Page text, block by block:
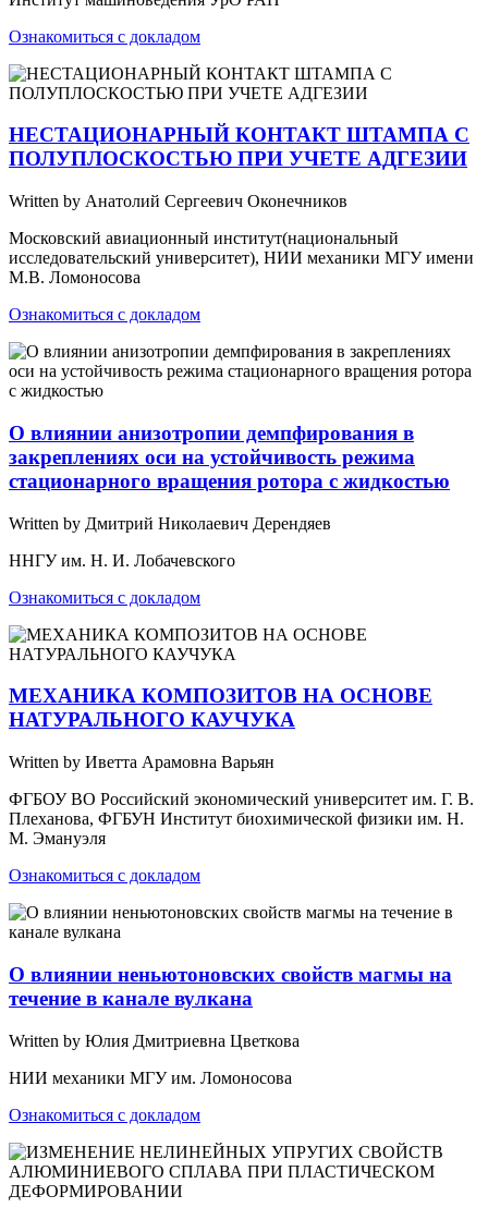
Ознакомиться с докладом
НЕСТАЦИОНАРНЫЙ КОНТАКТ ШТАМПА С
ПОЛУПЛОСКОСТЬЮ ПРИ УЧЕТЕ АДГЕЗИИ
Written by Анатолий Сергеевич Оконечников
Московский авиационный институт(национальный
исследовательский университет), НИИ механики МГУ имени
М.В. Ломоносова
Ознакомиться с докладом
О влиянии анизотропии демпфирования в
закреплениях оси на устойчивость режима
стационарного вращения ротора с жидкостью
Written by Дмитрий Николаевич Дерендяев
ННГУ им. Н. И. Лобачевского
Ознакомиться с докладом
МЕХАНИКА КОМПОЗИТОВ НА ОСНОВЕ
НАТУРАЛЬНОГО КАУЧУКА
Written by Иветта Арамовна Варьян
ФГБОУ ВО Российский экономический университет им. Г. В.
Плеханова, ФГБУН Институт биохимической физики им. Н.
М. Эмануэля
Ознакомиться с докладом
О влиянии неньютоновских свойств магмы на
течение в канале вулкана
Written by Юлия Дмитриевна Цветкова
НИИ механики МГУ им. Ломоносова
Ознакомиться с докладом